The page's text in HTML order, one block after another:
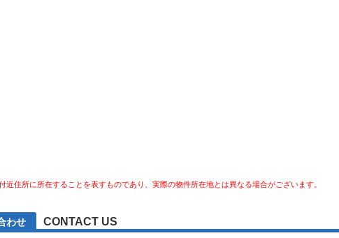
住所に所在することを表すものであり、実際の物件所在地とは異なる場合がございます。
わせ CONTACT US